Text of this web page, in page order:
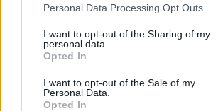
Personal Data Processing Opt Outs
I want to opt-out of the Sharing of my
personal data.
Opted In
I want to opt-out of the Sale of my
Personal Data.
Opted In
HOBBY